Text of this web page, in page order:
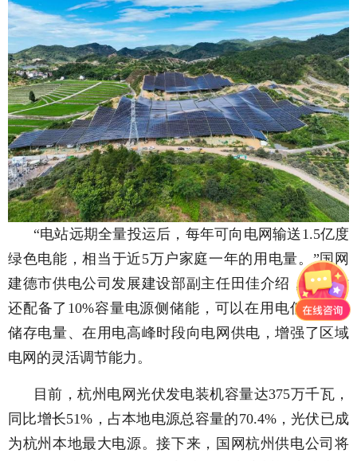
“电站远期全量投运后，每年可向电网输送1.5亿度
绿色电能，相当于近5万户家庭一年的用电量。”国网
建德市供电公司发展建设部副主任田佳介绍，该电站
还配备了10%容量电源侧储能，可以在用电低谷时段
储存电量、在用电高峰时段向电网供电，增强了区域
电网的灵活调节能力。
目前，杭州电网光伏发电装机容量达375万千瓦，
同比增长51%，占本地电源总容量的70.4%，光伏已成
为杭州本地最大电源。接下来，国网杭州供电公司将